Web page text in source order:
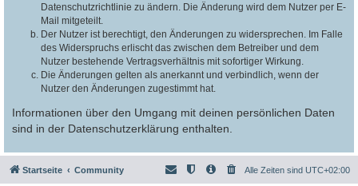
Datenschutzrichtlinie zu ändern. Die Änderung wird dem Nutzer per E-
Mail mitgeteilt.
Der Nutzer ist berechtigt, den Änderungen zu widersprechen. Im Falle
des Widerspruchs erlischt das zwischen dem Betreiber und dem
Nutzer bestehende Vertragsverhältnis mit sofortiger Wirkung.
Die Änderungen gelten als anerkannt und verbindlich, wenn der
Nutzer den Änderungen zugestimmt hat.
Informationen über den Umgang mit deinen persönlichen Daten
sind in der Datenschutzerklärung enthalten.
Startseite Community Alle Zeiten sind UTC+02:00